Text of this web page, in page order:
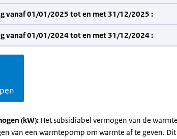
vanaf 01/01/2025 tot en met 31/12/2025 :
vanaf 01/01/2024 tot en met 31/12/2024 :
(kW): Het subsidiabel vermogen van de
van een warmtepomp om warmte af te geven.